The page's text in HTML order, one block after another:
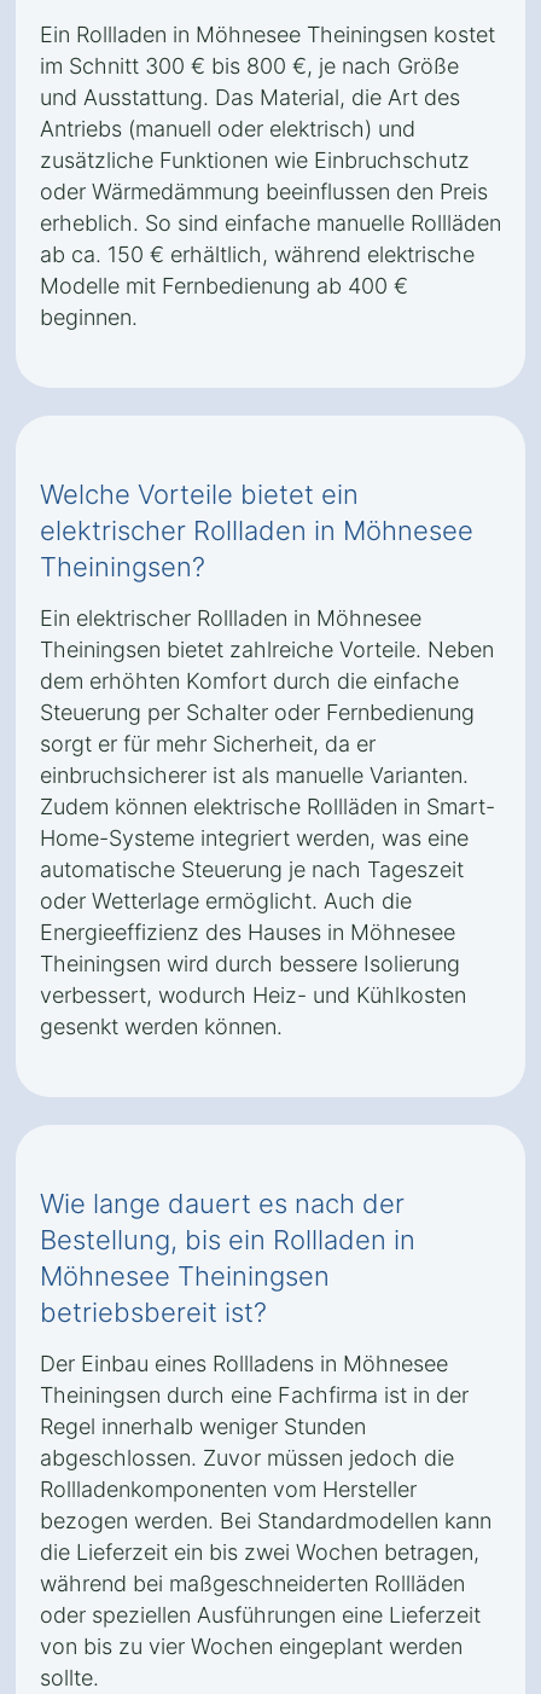
Ein Rollladen in Möhnesee Theiningsen kostet
im Schnitt 300 € bis 800 €, je nach Größe
und Ausstattung. Das Material, die Art des
Antriebs (manuell oder elektrisch) und
zusätzliche Funktionen wie Einbruchschutz
oder Wärmedämmung beeinflussen den Preis
erheblich. So sind einfache manuelle Rollläden
ab ca. 150 € erhältlich, während elektrische
Modelle mit Fernbedienung ab 400 €
beginnen.
Welche Vorteile bietet ein
elektrischer Rollladen in Möhnesee
Theiningsen?
Ein elektrischer Rollladen in Möhnesee
Theiningsen bietet zahlreiche Vorteile. Neben
dem erhöhten Komfort durch die einfache
Steuerung per Schalter oder Fernbedienung
sorgt er für mehr Sicherheit, da er
einbruchsicherer ist als manuelle Varianten.
Zudem können elektrische Rollläden in Smart-
Home-Systeme integriert werden, was eine
automatische Steuerung je nach Tageszeit
oder Wetterlage ermöglicht. Auch die
Energieeffizienz des Hauses in Möhnesee
Theiningsen wird durch bessere Isolierung
verbessert, wodurch Heiz- und Kühlkosten
gesenkt werden können.
Wie lange dauert es nach der
Bestellung, bis ein Rollladen in
Möhnesee Theiningsen
betriebsbereit ist?
Der Einbau eines Rollladens in Möhnesee
Theiningsen durch eine Fachfirma ist in der
Regel innerhalb weniger Stunden
abgeschlossen. Zuvor müssen jedoch die
Rollladenkomponenten vom Hersteller
bezogen werden. Bei Standardmodellen kann
die Lieferzeit ein bis zwei Wochen betragen,
während bei maßgeschneiderten Rollläden
oder speziellen Ausführungen eine Lieferzeit
von bis zu vier Wochen eingeplant werden
sollte.